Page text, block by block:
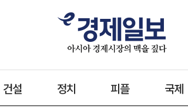
건설 정치 피플 국제